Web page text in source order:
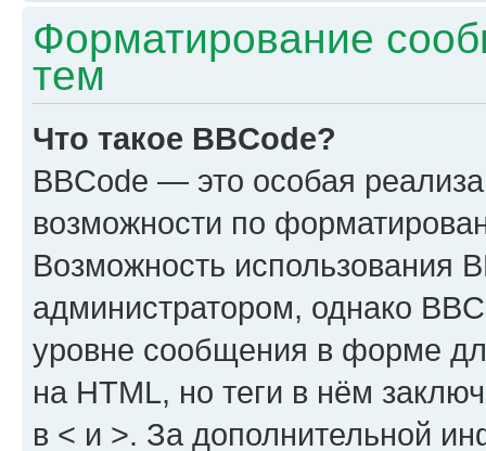
Форматирование
тем
Что такое BBCode?
BBCode — это особая
возможности по
Возможность использования
администратором, однако
уровне сообщения в форме
на HTML, но теги в нём
в < и >. За дополнительной